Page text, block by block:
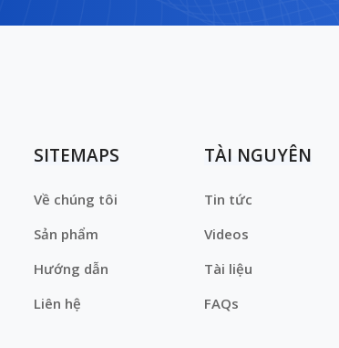
SITEMAPS
Về chúng tôi
Sản phẩm
Hướng dẫn
Liên hệ
TÀI NGUYÊN
Tin tức
Videos
Tài liệu
FAQs